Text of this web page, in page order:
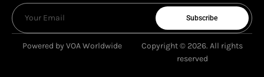
Subscribe
Powered by VOA Worldwide
Copyright © 2026. All rights
reserved